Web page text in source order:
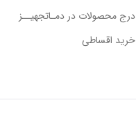
درج محصولات در دمـاتجهیــز
خرید اقساطی